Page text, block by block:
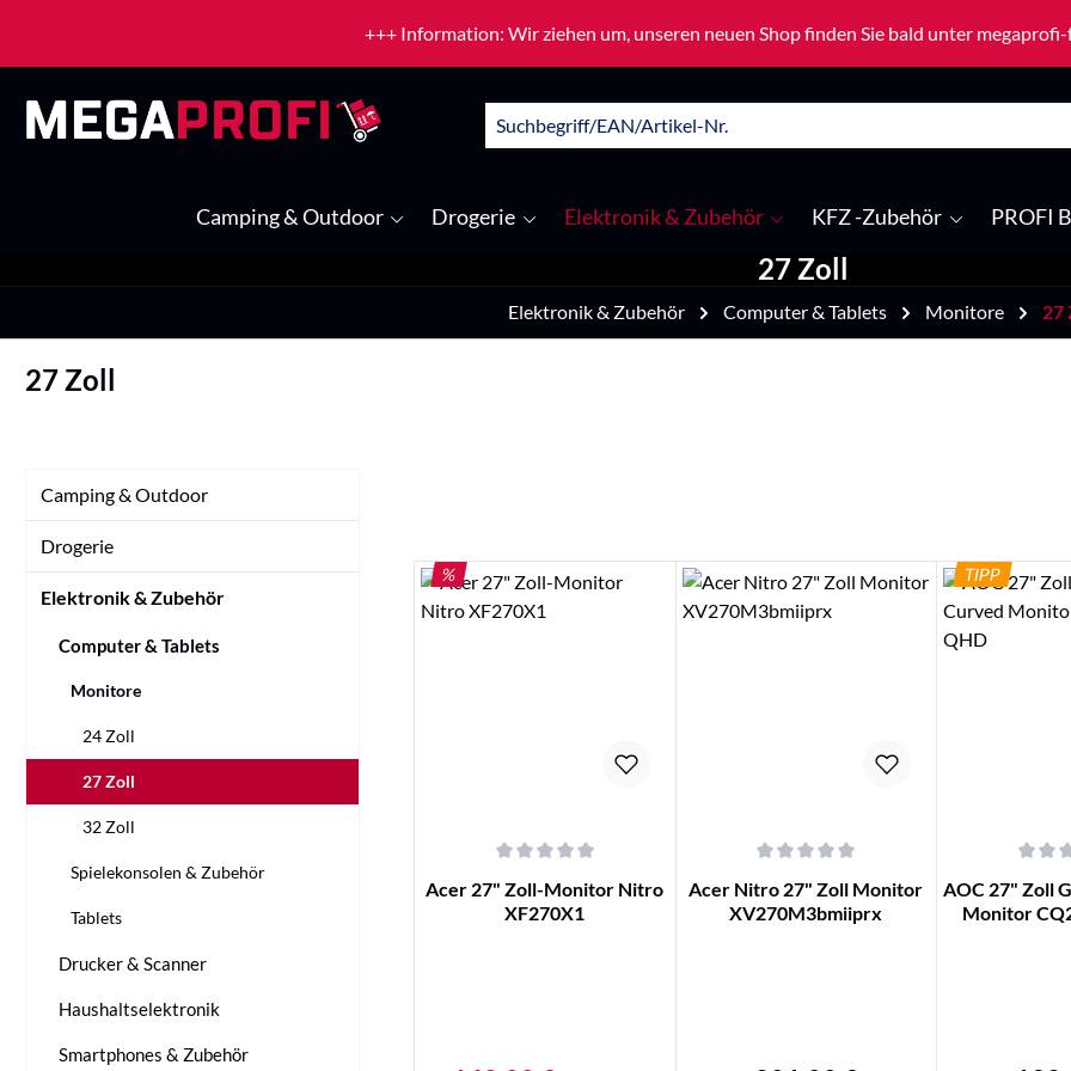
+++ Information: Wir ziehen um, unseren neuen Shop finden Sie bald unter
Camping & Outdoor Drogerie Elektronik & Zubehör KFZ -Zubehör PROFI
27 Zoll
Elektronik & Zubehör Computer & Tablets Monitore 27
27 Zoll
Camping & Outdoor
Drogerie
Elektronik & Zubehör
Computer & Tablets
Monitore
24 Zoll
27 Zoll
32 Zoll
Spielekonsolen & Zubehör
Tablets
Drucker & Scanner
Haushaltselektronik
Smartphones & Zubehör
RABATT
%
Durchschnittliche Bewertung von 0 von 5 Sternen
Acer 27" Zoll-Monitor Nitro
XF270X1
Durchschnittliche Bewertung von 0 von 5
Acer Nitro 27" Zoll Monitor
XV270M3bmiiprx
TIPP
AOC 27" Zoll
Monitor